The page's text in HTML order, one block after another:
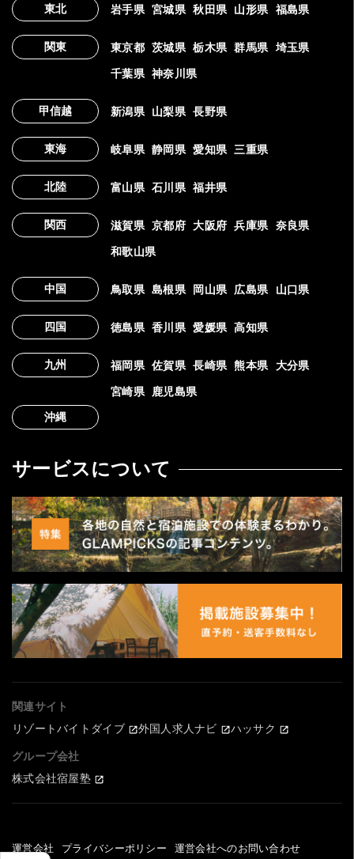
東北 岩手県 宮城県 秋田県 山形県 福島県
関東 東京都 茨城県 栃木県 群馬県 埼玉県
千葉県 神奈川県
甲信越 新潟県 山梨県 長野県
東海 岐阜県 静岡県 愛知県 三重県
北陸 富山県 石川県 福井県
関西 滋賀県 京都府 大阪府 兵庫県 奈良県
和歌山県
中国 鳥取県 島根県 岡山県 広島県 山口県
四国 徳島県 香川県 愛媛県 高知県
九州 福岡県 佐賀県 長崎県 熊本県 大分県
宮崎県
鹿児島県
沖縄
サービスについて
関連サイト
リゾートバイトダイブ
外国人求人ナビ ハッサク
グループ会社
株式会社宿屋塾
運営会社 プライバシーポリシー 運営会社へのお問い合わせ